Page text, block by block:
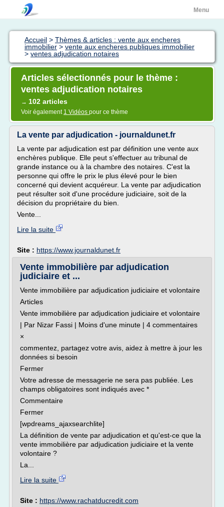
Menu
Accueil > Thèmes & articles : vente aux encheres
immobilier > vente aux encheres publiques immobilier
> ventes adjudication notaires
Articles sélectionnés pour le thème :
ventes adjudication notaires
→ 102 articles
Voir également 1 Vidéos pour ce thème
La vente par adjudication - journaldunet.fr
La vente par adjudication est par définition une vente aux
enchères publique. Elle peut s'effectuer au tribunal de
grande instance ou à la chambre des notaires. C'est la
personne qui offre le prix le plus élevé pour le bien
concerné qui devient acquéreur. La vente par adjudication
peut résulter soit d'une procédure judiciaire, soit de la
décision du propriétaire du bien.
Vente...
Lire la suite
Site : https://www.journaldunet.fr
Vente immobilière par adjudication
judiciaire et ...
Vente immobilière par adjudication judiciaire et volontaire
Articles
Vente immobilière par adjudication judiciaire et volontaire
| Par Nizar Fassi | Moins d'une minute | 4 commentaires
×
commentez, partagez votre avis, aidez à mettre à jour les
données si besoin
Fermer
Votre adresse de messagerie ne sera pas publiée. Les
champs obligatoires sont indiqués avec *
Commentaire
Fermer
[wpdreams_ajaxsearchlite]
La définition de vente par adjudication et qu'est-ce que la
vente immobilière par adjudication judiciaire et la vente
volontaire ?
La...
Lire la suite
Site : https://www.rachatducredit.com